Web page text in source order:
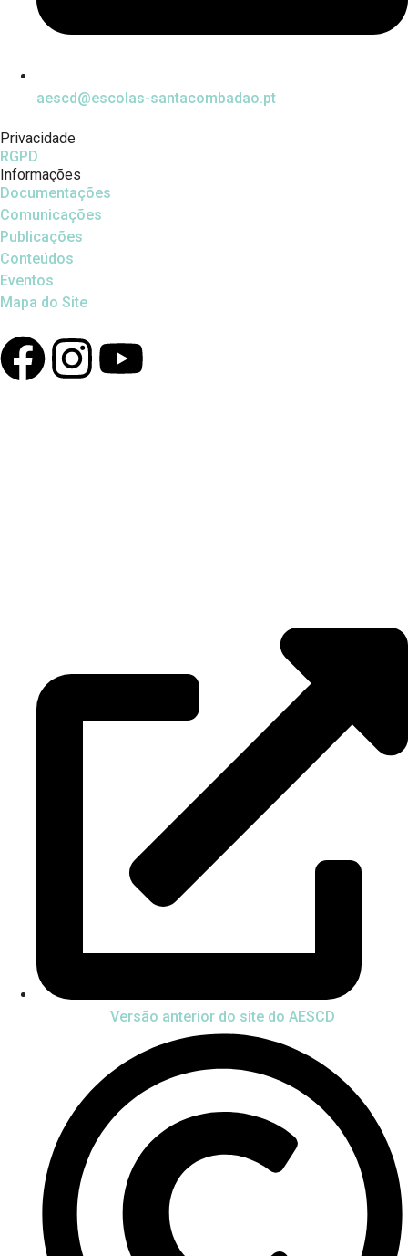
aescd@escolas-santacombadao.pt
Privacidade
RGPD
Informações
Documentações
Comunicações
Publicações
Conteúdos
Eventos
Mapa do Site
Versão anterior do site do AESCD